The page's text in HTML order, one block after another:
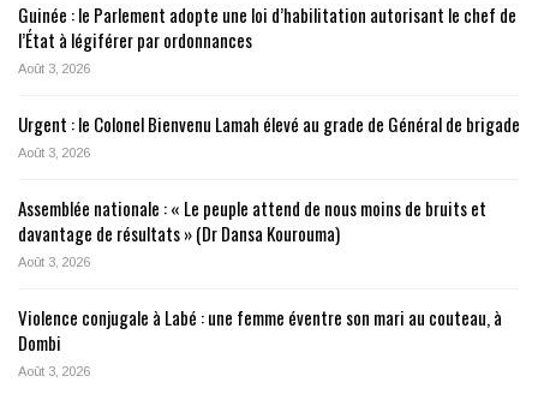
Guinée : le Parlement adopte une loi d’habilitation autorisant le chef de
l’État à légiférer par ordonnances
Août 3, 2026
Urgent : le Colonel Bienvenu Lamah élevé au grade de Général de brigade
Août 3, 2026
Assemblée nationale : « Le peuple attend de nous moins de bruits et
davantage de résultats » (Dr Dansa Kourouma)
Août 3, 2026
Violence conjugale à Labé : une femme éventre son mari au couteau, à
Dombi
Août 3, 2026